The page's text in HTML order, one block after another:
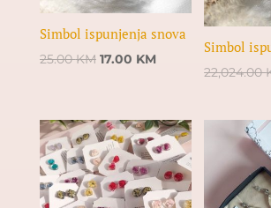
Simbol ispunjenja snova
25.00KM Original
25.00 KM.
17.00 KMCurrent
17.00 KM.
Simbol
22,024.00